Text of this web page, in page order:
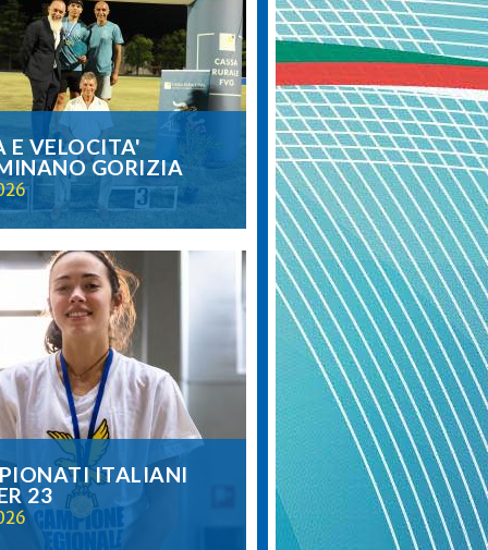
E VELOCITA'
GORIZIA
ITALIANI
23